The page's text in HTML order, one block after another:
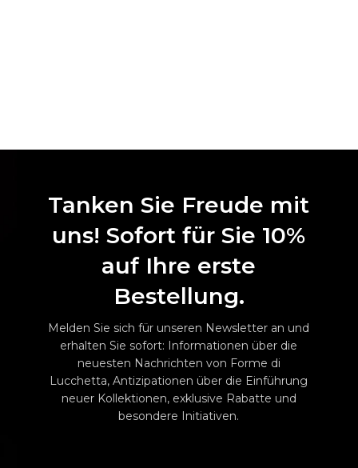
Tanken Sie Freude mit
uns! Sofort für Sie 10%
auf Ihre erste
Bestellung.
Melden Sie sich für unseren Newsletter an und
erhalten Sie sofort: Informationen über die
neuesten Nachrichten von Forme di
Lucchetta, Antizipationen über die Einführung
neuer Kollektionen, exklusive Rabatte und
besondere Initiativen.